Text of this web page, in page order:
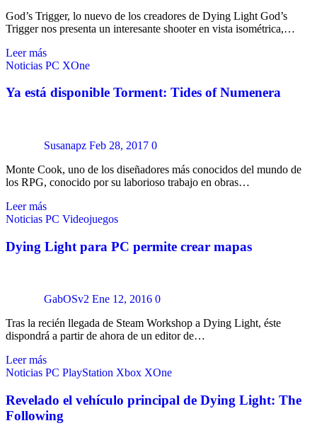
God’s Trigger, lo nuevo de los creadores de Dying Light God’s
Trigger nos presenta un interesante shooter en vista isométrica,…
Leer más
Noticias PC XOne
Ya está disponible Torment: Tides of Numenera
Susanapz Feb 28, 2017 0
Monte Cook, uno de los diseñadores más conocidos del mundo de
los RPG, conocido por su laborioso trabajo en obras…
Leer más
Noticias PC Videojuegos
Dying Light para PC permite crear mapas
GabOSv2 Ene 12, 2016 0
Tras la recién llegada de Steam Workshop a Dying Light, éste
dispondrá a partir de ahora de un editor de…
Leer más
Noticias PC PlayStation Xbox XOne
Revelado el vehículo principal de Dying Light: The
Following